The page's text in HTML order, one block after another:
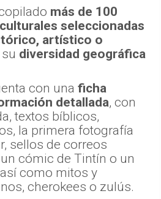
más de 100
seleccionadas
artístico o
diversidad geográfica
con una ficha
detallada, con
textos bíblicos,
la primera fotografía
sellos de correos
cómic de Tintín o un
como mitos y
cherokees o zulús.